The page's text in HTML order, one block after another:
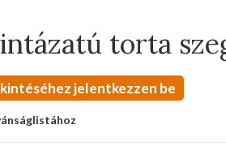
torta
jelentkezzen be